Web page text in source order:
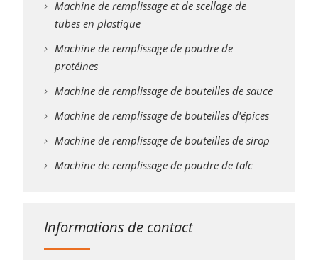
Machine de remplissage et de scellage de
tubes en plastique
Machine de remplissage de poudre de
protéines
Machine de remplissage de bouteilles de sauce
Machine de remplissage de bouteilles d'épices
Machine de remplissage de bouteilles de sirop
Machine de remplissage de poudre de talc
Informations de contact